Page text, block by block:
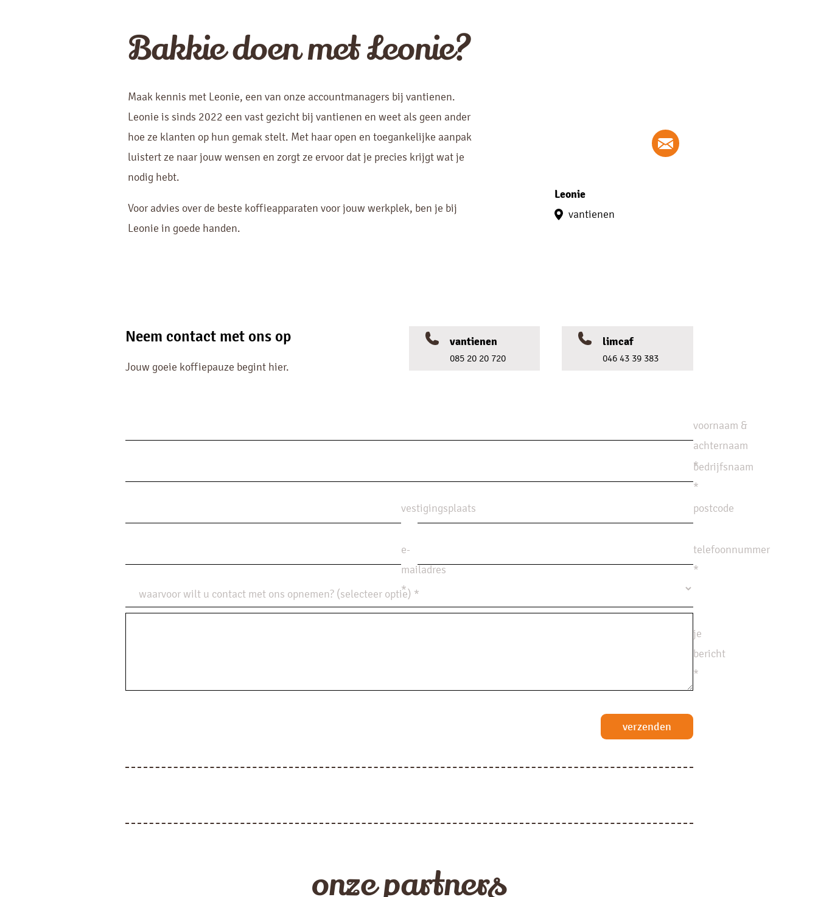
Bakkie doen met Leonie?
Maak kennis met Leonie, een van onze accountmanagers bij vantienen.
Leonie is sinds 2022 een vast gezicht bij vantienen en weet als geen ander
hoe ze klanten op hun gemak stelt. Met haar open en toegankelijke aanpak
luistert ze naar jouw wensen en zorgt ze ervoor dat je precies krijgt wat je
nodig hebt.
Voor advies over de beste koffieapparaten voor jouw werkplek, ben je bij
Leonie in goede handen.
Leonie
vantienen
Neem contact met ons op
Jouw goeie koffiepauze begint hier.
vantienen
085 20 20 720
limcaf
046 43 39 383
voornaam &
achternaam
*
bedrijfsnaam
*
vestigingsplaats
postcode
e-
mailadres
*
telefoonnummer
*
je
bericht
*
verzenden
onze partners